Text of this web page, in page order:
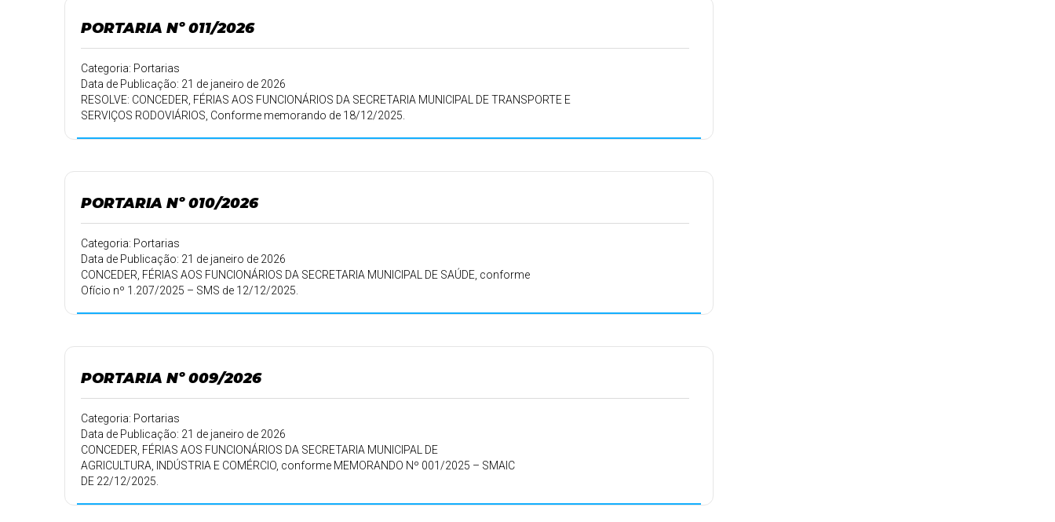
PORTARIA Nº 011/2026
Categoria: Portarias
Data de Publicação: 21 de janeiro de 2026
RESOLVE: CONCEDER, FÉRIAS AOS FUNCIONÁRIOS DA SECRETARIA MUNICIPAL DE TRANSPORTE E
SERVIÇOS RODOVIÁRIOS, Conforme memorando de 18/12/2025.
PORTARIA Nº 010/2026
Categoria: Portarias
Data de Publicação: 21 de janeiro de 2026
CONCEDER, FÉRIAS AOS FUNCIONÁRIOS DA SECRETARIA MUNICIPAL DE SAÚDE, conforme
Ofício nº 1.207/2025 – SMS de 12/12/2025.
PORTARIA Nº 009/2026
Categoria: Portarias
Data de Publicação: 21 de janeiro de 2026
CONCEDER, FÉRIAS AOS FUNCIONÁRIOS DA SECRETARIA MUNICIPAL DE
AGRICULTURA, INDÚSTRIA E COMÉRCIO, conforme MEMORANDO Nº 001/2025 – SMAIC
DE 22/12/2025.